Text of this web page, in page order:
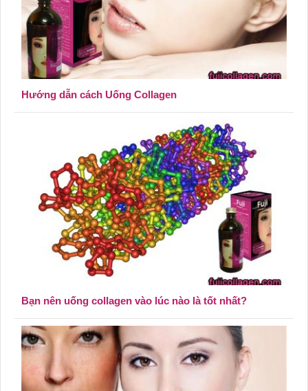
Hướng dẫn cách Uống Collagen
Bạn nên uống collagen vào lúc nào là tốt nhất?